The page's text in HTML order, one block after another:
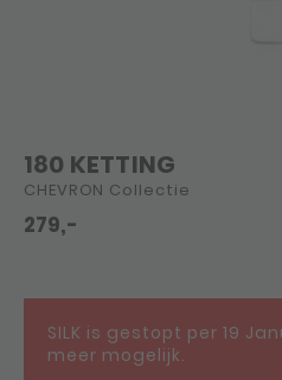
180 KETTING
CHEVRON Collectie
279,-
SILK is gestopt per 19
meer mogelijk.